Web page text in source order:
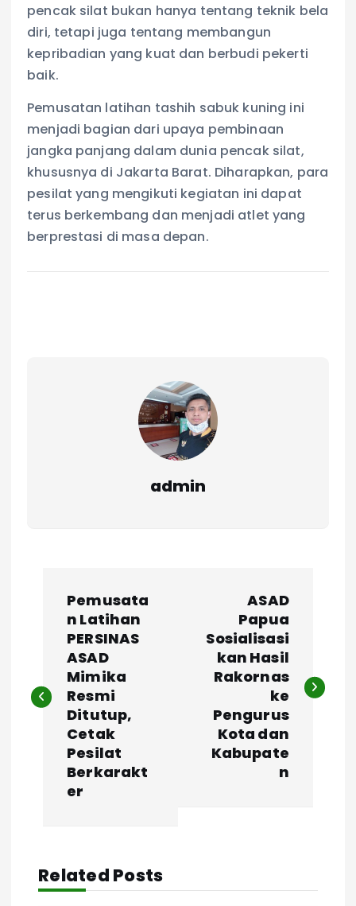
pencak silat bukan hanya tentang teknik bela
diri, tetapi juga tentang membangun
kepribadian yang kuat dan berbudi pekerti
baik.
Pemusatan latihan tashih sabuk kuning ini
menjadi bagian dari upaya pembinaan
jangka panjang dalam dunia pencak silat,
khususnya di Jakarta Barat. Diharapkan, para
pesilat yang mengikuti kegiatan ini dapat
terus berkembang dan menjadi atlet yang
berprestasi di masa depan.
admin
t
Pemusata
n Latihan
PERSINAS
ASAD
Mimika
Resmi
Ditutup,
Cetak
Pesilat
Berkarakt
er
ASAD
Papua
Sosialisasi
kan Hasil
Rakornas
ke
Pengurus
Kota dan
Kabupate
n
Related Posts